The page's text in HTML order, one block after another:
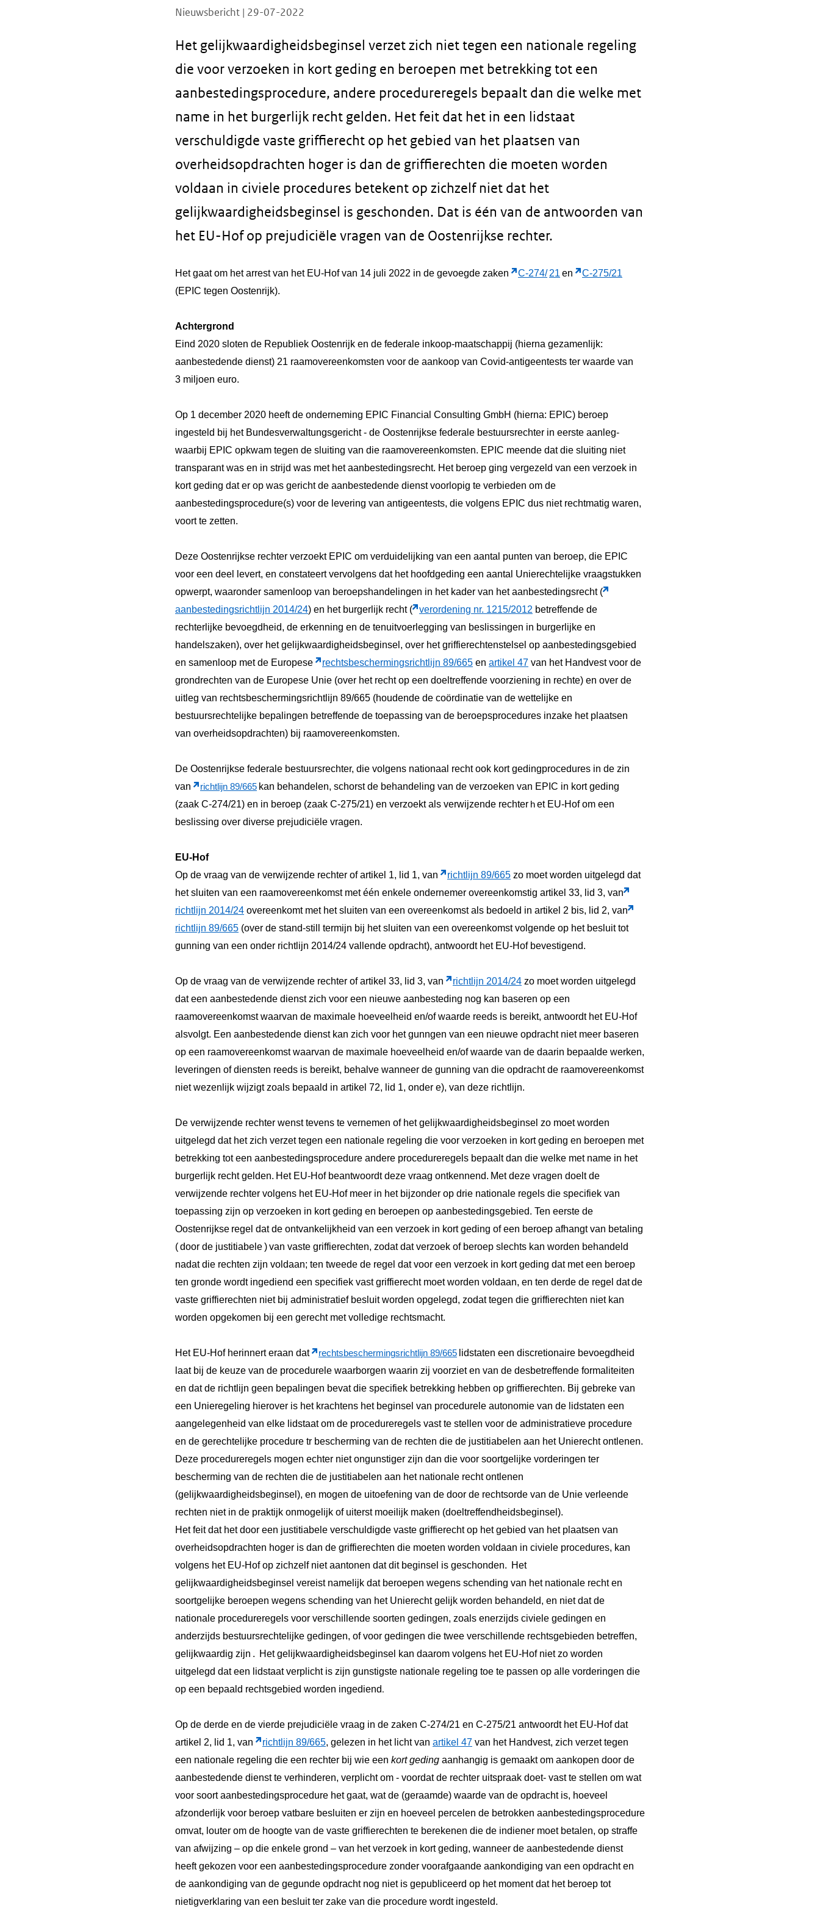
Nieuwsbericht | 29-07-2022
Het gelijkwaardigheidsbeginsel verzet zich niet tegen een nationale regeling
die voor verzoeken in kort geding en beroepen met betrekking tot een
aanbestedingsprocedure, andere procedureregels bepaalt dan die welke met
name in het burgerlijk recht gelden. Het feit dat het in een lidstaat
verschuldigde vaste griffierecht op het gebied van het plaatsen van
overheidsopdrachten hoger is dan de griffierechten die moeten worden
voldaan in civiele procedures betekent op zichzelf niet dat het
gelijkwaardigheidsbeginsel is geschonden. Dat is één van de antwoorden van
het EU-Hof op prejudiciële vragen van de Oostenrijkse rechter.
Het gaat om het arrest van het EU-Hof van 14 juli 2022 in de gevoegde zaken C-274/ 21 en
C-275/21
(EPIC tegen Oostenrijk).
Achtergrond
Eind 2020 sloten de Republiek Oostenrijk en de federale inkoop-maatschappij (hierna gezamenlijk:
aanbestedende dienst) 21 raamovereenkomsten voor de aankoop van Covid-antigeentests ter waarde van
3 miljoen euro.
Op 1 december 2020 heeft de onderneming EPIC Financial Consulting GmbH (hierna: EPIC) beroep
ingesteld bij het Bundesverwaltungsgericht - de Oostenrijkse federale bestuursrechter in eerste aanleg-
waarbij EPIC opkwam tegen de sluiting van die raamovereenkomsten. EPIC meende dat die sluiting niet
transparant was en in strijd was met het aanbestedingsrecht. Het beroep ging vergezeld van een verzoek in
kort geding dat er op was gericht de aanbestedende dienst voorlopig te verbieden om de
aanbestedingsprocedure(s) voor de levering van antigeentests, die volgens EPIC dus niet rechtmatig waren,
voort te zetten.
Deze Oostenrijkse rechter verzoekt EPIC om verduidelijking van een aantal punten van beroep, die EPIC
voor een deel levert, en constateert vervolgens dat het hoofdgeding een aantal Unierechtelijke vraagstukken
opwerpt, waaronder samenloop van beroepshandelingen in het kader van het aanbestedingsrecht (
aanbestedingsrichtlijn 2014/24) en het burgerlijk recht ( verordening nr. 1215/2012 betreffende de
rechterlijke bevoegdheid, de erkenning en de tenuitvoerlegging van beslissingen in burgerlijke en
handelszaken), over het gelijkwaardigheidsbeginsel, over het griffierechtenstelsel op aanbestedingsgebied
en samenloop met de Europese
rechtsbeschermingsrichtlijn 89/665 en artikel 47 van het Handvest voor de
grondrechten van de Europese Unie (over het recht op een doeltreffende voorziening in rechte) en over de
uitleg van rechtsbeschermingsrichtlijn 89/665 (houdende de coördinatie van de wettelijke en
bestuursrechtelijke bepalingen betreffende de toepassing van de beroepsprocedures inzake het plaatsen
van overheidsopdrachten) bij raamovereenkomsten.
De Oostenrijkse federale bestuursrechter, die volgens nationaal recht ook kort gedingprocedures in de zin
van
richtlijn 89/665 kan behandelen, schorst de behandeling van de verzoeken van EPIC in kort geding
(zaak C-274/21) en in beroep (zaak C-275/21) en verzoekt als verwijzende rechter het EU-Hof om een
beslissing over diverse prejudiciële vragen.
EU-Hof
Op de vraag van de verwijzende rechter of artikel 1, lid 1, van
richtlijn 89/665 zo moet worden uitgelegd dat
het sluiten van een raamovereenkomst met één enkele ondernemer overeenkomstig artikel 33, lid 3, van
richtlijn 2014/24 overeenkomt met het sluiten van een overeenkomst als bedoeld in artikel 2 bis, lid 2, van
richtlijn 89/665 (over de stand-still termijn bij het sluiten van een overeenkomst volgende op het besluit tot
gunning van een onder richtlijn 2014/24 vallende opdracht), antwoordt het EU-Hof bevestigend.
Op de vraag van de verwijzende rechter of artikel 33, lid 3, van richtlijn 2014/24 zo moet worden uitgelegd
dat een aanbestedende dienst zich voor een nieuwe aanbesteding nog kan baseren op een
raamovereenkomst waarvan de maximale hoeveelheid en/of waarde reeds is bereikt, antwoordt het EU-Hof
alsvolgt. Een aanbestedende dienst kan zich voor het gunngen van een nieuwe opdracht niet meer baseren
op een raamovereenkomst waarvan de maximale hoeveelheid en/of waarde van de daarin bepaalde werken,
leveringen of diensten reeds is bereikt, behalve wanneer de gunning van die opdracht de raamovereenkomst
niet wezenlijk wijzigt zoals bepaald in artikel 72, lid 1, onder e), van deze richtlijn.
De verwijzende rechter wenst tevens te vernemen of het gelijkwaardigheidsbeginsel zo moet worden
uitgelegd dat het zich verzet tegen een nationale regeling die voor verzoeken in kort geding en beroepen met
betrekking tot een aanbestedingsprocedure andere procedureregels bepaalt dan die welke met name in het
burgerlijk recht gelden. Het EU-Hof beantwoordt deze vraag ontkennend. Met deze vragen doelt de
verwijzende rechter volgens het EU-Hof meer in het bijzonder op drie nationale regels die specifiek van
toepassing zijn op verzoeken in kort geding en beroepen op aanbestedingsgebied. Ten eerste de
Oostenrijkse regel dat de ontvankelijkheid van een verzoek in kort geding of een beroep afhangt van betaling
(door de justitiabele)van vaste griffierechten, zodat dat verzoek of beroep slechts kan worden behandeld
nadat die rechten zijn voldaan; ten tweede de regel dat voor een verzoek in kort geding dat met een beroep
ten gronde wordt ingediend een specifiek vast griffierecht moet worden voldaan, en ten derde de regel datde
vaste griffierechten niet bij administratief besluit worden opgelegd, zodat tegen die griffierechten niet kan
worden opgekomen bij een gerecht met volledige rechtsmacht.
Het EU-Hof herinnert eraan dat rechtsbeschermingsrichtlijn 89/665 lidstaten een discretionaire bevoegdheid
laat bij de keuze van de procedurele waarborgen waarin zij voorziet en van de desbetreffende formaliteiten
en dat de richtlijn geen bepalingen bevat die specifiek betrekking hebben op griffierechten. Bij gebreke van
een Unieregeling hierover is het krachtens het beginsel van procedurele autonomie van de lidstaten een
aangelegenheid van elke lidstaat om de procedureregels vast te stellen voor de administratieve procedure
en de gerechtelijke procedure tr bescherming van de rechten die de justitiabelen aan het Unierecht ontlenen.
Deze procedureregels mogen echter niet ongunstiger zijn dan die voor soortgelijke vorderingen ter
bescherming van de rechten die de justitiabelen aan het nationale recht ontlenen
(gelijkwaardigheidsbeginsel), en mogen de uitoefening van de door de rechtsorde van de Unie verleende
rechten niet in de praktijk onmogelijk of uiterst moeilijk maken (doeltreffendheidsbeginsel).
Het feit dat het door een justitiabele verschuldigde vaste griffierecht op het gebied van het plaatsen van
overheidsopdrachten hoger is dan de griffierechten die moeten worden voldaan in civiele procedures, kan
volgens het EU-Hof op zichzelf niet aantonen dat dit beginsel is geschonden. Het
gelijkwaardigheidsbeginsel vereist namelijk dat beroepen wegens schending van het nationale recht en
soortgelijke beroepen wegens schending van het Unierecht gelijk worden behandeld, en niet dat de
nationale procedureregels voor verschillende soorten gedingen, zoals enerzijds civiele gedingen en
anderzijds bestuursrechtelijke gedingen, of voor gedingen die twee verschillende rechtsgebieden betreffen,
gelijkwaardig zijn . Het gelijkwaardigheidsbeginsel kan daarom volgens het EU-Hof niet zo worden
uitgelegd dat een lidstaat verplicht is zijn gunstigste nationale regeling toe te passen op alle vorderingen die
op een bepaald rechtsgebied worden ingediend .
Op de derde en de vierde prejudiciële vraag in de zaken C‑274/21 en C‑275/21 antwoordt het EU-Hof dat
artikel 2, lid 1, van
richtlijn 89/665, gelezen in het licht van artikel 47 van het Handvest, zich verzet tegen
een nationale regeling die een rechter bij wie een kort geding aanhangig is gemaakt om aankopen door de
aanbestedende dienst te verhinderen, verplicht om - voordat de rechter uitspraak doet- vast te stellen om wat
voor soort aanbestedingsprocedure het gaat, wat de (geraamde) waarde van de opdracht is, hoeveel
afzonderlijk voor beroep vatbare besluiten er zijn en hoeveel percelen de betrokken aanbestedingsprocedure
omvat, louter om de hoogte van de vaste griffierechten te berekenen die de indiener moet betalen, op straffe
van afwijzing – op die enkele grond – van het verzoek in kort geding, wanneer de aanbestedende dienst
heeft gekozen voor een aanbestedingsprocedure zonder voorafgaande aankondiging van een opdracht en
de aankondiging van de gegunde opdracht nog niet is gepubliceerd op het moment dat het beroep tot
nietigverklaring van een besluit ter zake van die procedure wordt ingesteld.